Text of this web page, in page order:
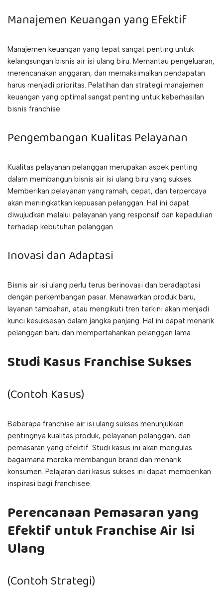
Manajemen Keuangan yang Efektif
Manajemen keuangan yang tepat sangat penting untuk
kelangsungan bisnis air isi ulang biru. Memantau pengeluaran,
merencanakan anggaran, dan memaksimalkan pendapatan
harus menjadi prioritas. Pelatihan dan strategi manajemen
keuangan yang optimal sangat penting untuk keberhasilan
bisnis franchise.
Pengembangan Kualitas Pelayanan
Kualitas pelayanan pelanggan merupakan aspek penting
dalam membangun bisnis air isi ulang biru yang sukses.
Memberikan pelayanan yang ramah, cepat, dan terpercaya
akan meningkatkan kepuasan pelanggan. Hal ini dapat
diwujudkan melalui pelayanan yang responsif dan kepedulian
terhadap kebutuhan pelanggan.
Inovasi dan Adaptasi
Bisnis air isi ulang perlu terus berinovasi dan beradaptasi
dengan perkembangan pasar. Menawarkan produk baru,
layanan tambahan, atau mengikuti tren terkini akan menjadi
kunci kesuksesan dalam jangka panjang. Hal ini dapat menarik
pelanggan baru dan mempertahankan pelanggan lama.
Studi Kasus Franchise Sukses
(Contoh Kasus)
Beberapa franchise air isi ulang sukses menunjukkan
pentingnya kualitas produk, pelayanan pelanggan, dan
pemasaran yang efektif. Studi kasus ini akan mengulas
bagaimana mereka membangun brand dan menarik
konsumen. Pelajaran dari kasus sukses ini dapat memberikan
inspirasi bagi franchisee.
Perencanaan Pemasaran yang
Efektif untuk Franchise Air Isi
Ulang
(Contoh Strategi)